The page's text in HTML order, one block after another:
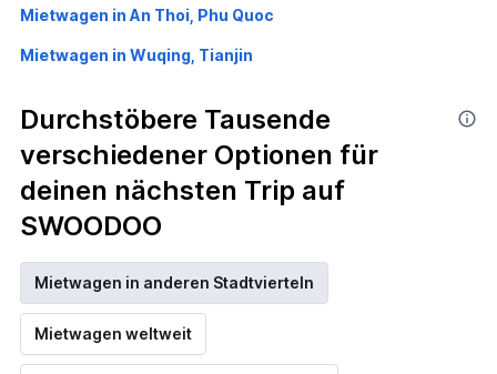
Mietwagen in An Thoi, Phu Quoc
Mietwagen in Wuqing, Tianjin
Durchstöbere Tausende
verschiedener Optionen für
deinen nächsten Trip auf
SWOODOO
Mietwagen in anderen Stadtvierteln
Mietwagen weltweit